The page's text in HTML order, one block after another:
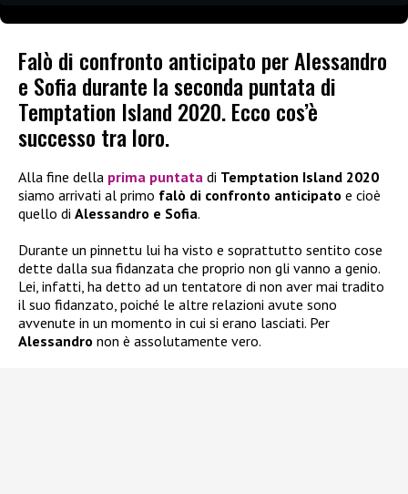
Falò di confronto anticipato per Alessandro
e Sofia durante la seconda puntata di
Temptation Island 2020. Ecco cos’è
successo tra loro.
Alla fine della prima puntata di Temptation Island 2020
siamo arrivati al primo falò di confronto anticipato e cioè
quello di Alessandro e Sofia.
Durante un pinnettu lui ha visto e soprattutto sentito cose
dette dalla sua fidanzata che proprio non gli vanno a genio.
Lei, infatti, ha detto ad un tentatore di non aver mai tradito
il suo fidanzato, poiché le altre relazioni avute sono
avvenute in un momento in cui si erano lasciati. Per
Alessandro non è assolutamente vero.